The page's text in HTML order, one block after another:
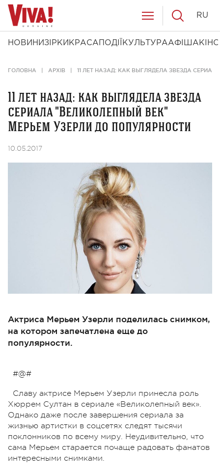
НОВИНИ ЗІРКИ КРАСА ПОДІЇ КУЛЬТУРААФІША КІНО
RU
ГОЛОВНА АРХІВ 11 ЛЕТ НАЗАД: КАК ВЫГЛЯДЕЛА ЗВЕЗДА
11 лет назад: как выглядела звезда
сериала "Великолепный век"
Мерьем Узерли до популярности
10.05.2017
Актриса Мерьем Узерли поделилась снимком,
на котором запечатлена еще до
популярности.
#@#
Славу актрисе Мерьем Узерли принесла роль
Хюррем Султан в сериале «Великолепный век».
Однако даже после завершения сериала за
жизнью артистки в соцсетях следят тысячи
поклонников по всему миру. Неудивительно, что
сама Мерьем старается почаще радовать фанатов
интересными снимками.